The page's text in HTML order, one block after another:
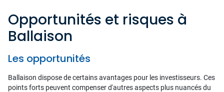
Opportunités et risques à
Ballaison
Les opportunités
Ballaison dispose de certains avantages pour les investisseurs. Ces
points forts peuvent compenser d'autres aspects plus nuancés du